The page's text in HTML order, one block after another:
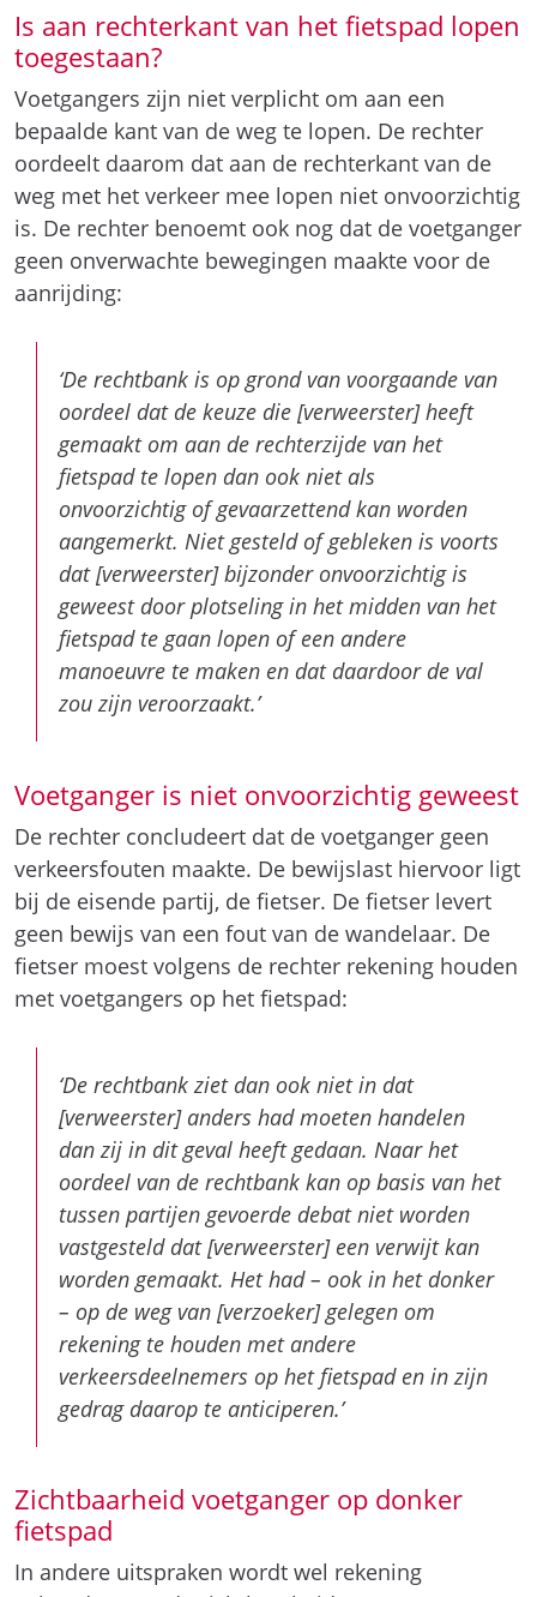
oordeelt daarom dat aan de rechterkant van de
weg met het verkeer mee lopen niet onvoorzichtig
is. De rechter benoemt ook nog dat de voetganger
geen onverwachte bewegingen maakte voor de
aanrijding:
‘De rechtbank is op grond van voorgaande van
oordeel dat de keuze die [verweerster] heeft
gemaakt om aan de rechterzijde van het
aangemerkt. Niet gesteld of gebleken is voorts
dat [verweerster] bijzonder onvoorzichtig is
geweest door plotseling in het midden van het
fietspad te gaan lopen of een andere
manoeuvre te maken en dat daardoor de val
zou zijn veroorzaakt.’
Voetganger is niet onvoorzichtig geweest
De rechter concludeert dat de voetganger geen
verkeersfouten maakte. De bewijslast hiervoor ligt
geen bewijs van een fout van de wandelaar. De
fietser moest volgens de rechter rekening houden
met voetgangers op het fietspad:
‘De rechtbank ziet dan ook niet in dat
[verweerster] anders had moeten handelen
dan zij in dit geval heeft gedaan. Naar het
vastgesteld dat [verweerster] een verwijt kan
worden gemaakt. Het had – ook in het donker
– op de weg van [verzoeker] gelegen om
rekening te houden met andere
verkeersdeelnemers op het fietspad en in zijn
gedrag daarop te anticiperen.’
Zichtbaarheid voetganger op donker
fietspad
In andere uitspraken wordt wel rekening
gehouden met de zichtbaarheid van een
voetganger op het fietspad. Bijvoorbeeld bij een
schadeclaim na een
aanrijding tussen een fietser
en een voetganger op een schemerig fietspad
rechter verweet de voetganger in dat geval dat